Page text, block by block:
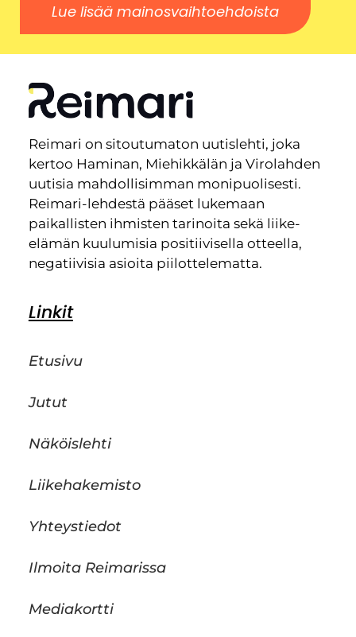
Lue lisää mainosvaihtoehdoista
Reimari on sitoutumaton uutislehti, joka
kertoo Haminan, Miehikkälän ja Virolahden
uutisia mahdollisimman monipuolisesti.
Reimari-lehdestä pääset lukemaan
paikallisten ihmisten tarinoita sekä liike-
elämän kuulumisia positiivisella otteella,
negatiivisia asioita piilottelematta.
Linkit
Etusivu
Jutut
Näköislehti
Liikehakemisto
Yhteystiedot
Ilmoita Reimarissa
Mediakortti